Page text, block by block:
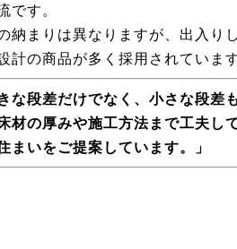
です。
納まりは異なりますが、出入り
計の商品が多く採用されていま
な段差だけでなく、小さな段差
材の厚みや施工方法まで工夫し
まいをご提案しています。」